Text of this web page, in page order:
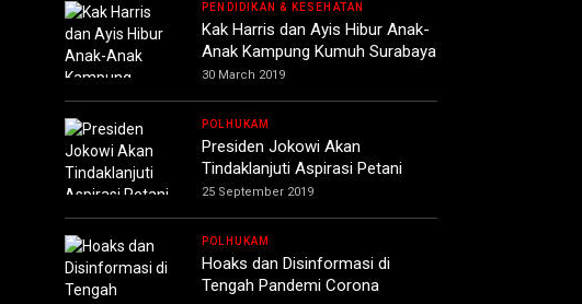
PENDIDIKAN & KESEHATAN
Kak Harris dan Ayis Hibur Anak-
Anak Kampung Kumuh Surabaya
30 March 2019
POLHUKAM
Presiden Jokowi Akan
Tindaklanjuti Aspirasi Petani
25 September 2019
POLHUKAM
Hoaks dan Disinformasi di
Tengah Pandemi Corona